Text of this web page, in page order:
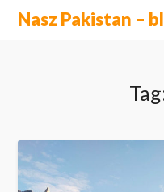
SkipNasz Pakistan –